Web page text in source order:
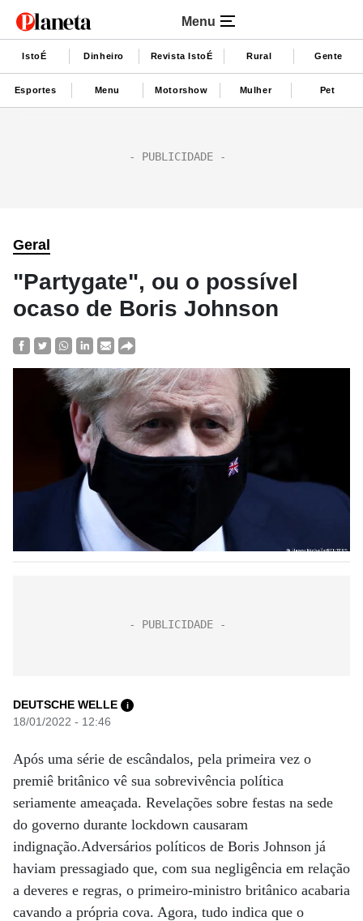
Menu
IstoÉ Dinheiro Revista IstoÉ Rural Gente
Esportes Menu Motorshow Mulher Pet
Geral
"Partygate", ou o possível
ocaso de Boris Johnson
DEUTSCHE WELLE i
18/01/2022 - 12:46
Após uma série de escândalos, pela primeira vez o
premiê britânico vê sua sobrevivência política
seriamente ameaçada. Revelações sobre festas na sede
do governo durante lockdown causaram
indignação.Adversários políticos de Boris Johnson já
haviam pressagiado que, com sua negligência em relação
a deveres e regras, o primeiro-ministro britânico acabaria
cavando a própria cova. Agora, tudo indica que o